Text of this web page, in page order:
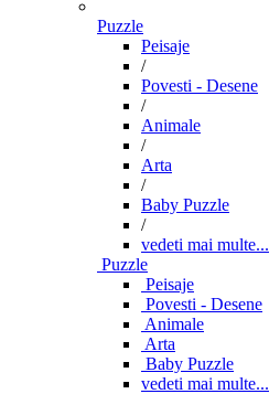
Puzzle
Peisaje
/
Povesti - Desene
/
Animale
/
Arta
/
Baby Puzzle
/
vedeti mai multe...
Puzzle
Peisaje
Povesti - Desene
Animale
Arta
Baby Puzzle
vedeti mai multe...